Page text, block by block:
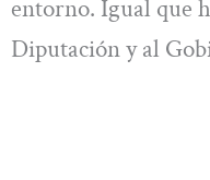
entorno. Igual que
Diputación y al